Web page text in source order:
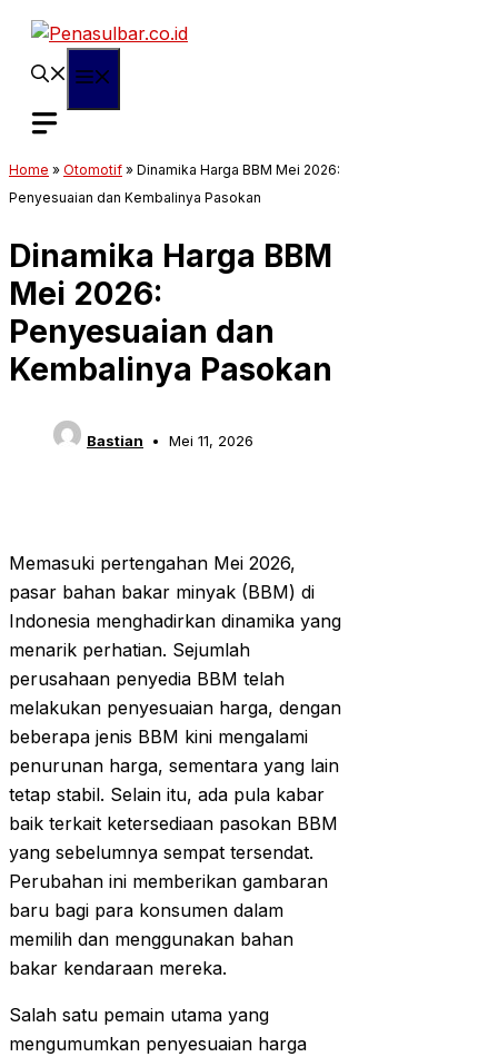
Langsung
Home » Otomotif » Dinamika Harga BBM Mei 2026:
Penyesuaian dan Kembalinya Pasokan
Dinamika Harga BBM
Mei 2026:
Penyesuaian dan
Kembalinya Pasokan
Bastian Mei 11, 2026
Memasuki pertengahan Mei 2026,
pasar bahan bakar minyak (BBM) di
Indonesia menghadirkan dinamika yang
menarik perhatian. Sejumlah
perusahaan penyedia BBM telah
melakukan penyesuaian harga, dengan
beberapa jenis BBM kini mengalami
penurunan harga, sementara yang lain
tetap stabil. Selain itu, ada pula kabar
baik terkait ketersediaan pasokan BBM
yang sebelumnya sempat tersendat.
Perubahan ini memberikan gambaran
baru bagi para konsumen dalam
memilih dan menggunakan bahan
bakar kendaraan mereka.
Salah satu pemain utama yang
mengumumkan penyesuaian harga